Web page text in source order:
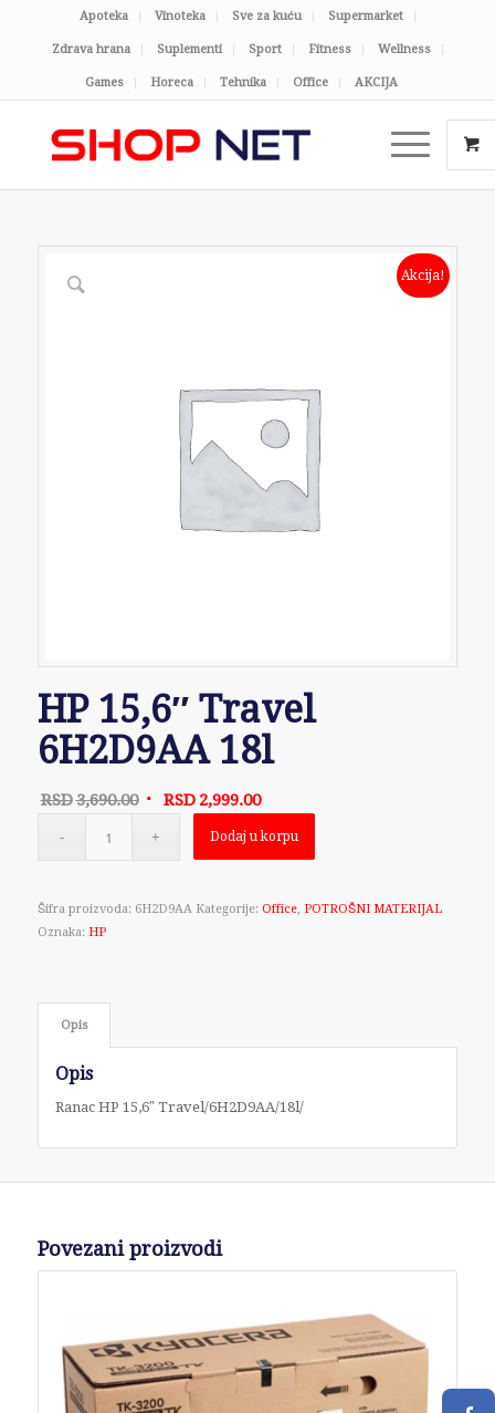
Apoteka Vinoteka Sve za kuću Supermarket
Zdrava hrana Suplementi Sport Fitness Wellness
Games Horeca Tehnika Office AKCIJA
Akcija!
HP 15,6″ Travel
6H2D9AA 18l
RSD3,690.00 Originalna
RSD3,690.00.
RSD 2,999.00Trenutna
cena
Dodaj u korpu
Šifra proizvoda: 6H2D9AA Kategorije: Office, POTROŠNI MATERIJAL
Oznaka: HP
Opis
Opis
Ranac HP 15,6″ Travel/6H2D9AA/18l/
Povezani proizvodi